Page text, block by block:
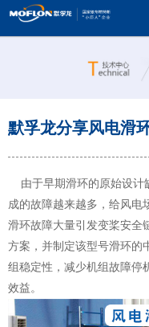
默孚龙分享风电滑
由于早期滑环的原始设计
成的故障越来越多，给风电
滑环故障大量引发变桨安全
方案，并制定该型号滑环的
组稳定性，减少机组故障停
效益。